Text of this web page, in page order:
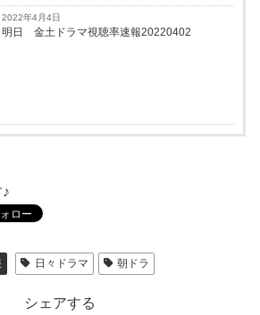
2022年4月4日
明日 金土ドラマ視聴率速報20220402
日々ドラマ 朝ドラ
シェアする